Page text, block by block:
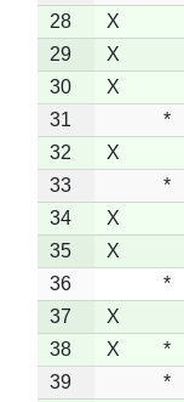
28
X
29
X
30
X
31
*
32
X
33
*
34
X
35
X
36
*
37
X
38
X *
39
*